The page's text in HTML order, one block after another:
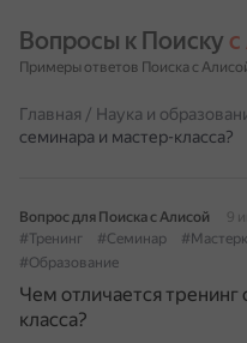
Вопросы к Поиску
Примеры ответов Поиска с
Главная / Наука и
семинара и мастер-класса?
Вопрос для Поиска с Алисой
9
#Тренинг
#Семинар
#Образование
Чем отличается
класса?